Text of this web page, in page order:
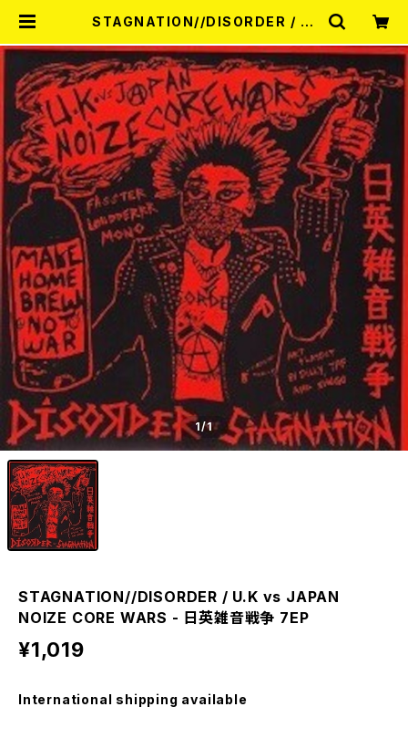
STAGNATION//DISORDER / U.
S - 日英雑音戦争 7EP | RECORD
SHOP MISERY
1/1
STAGNATION//DISORDER / U.K vs JAPAN
NOIZE CORE WARS - 日英雑音戦争 7EP
¥1,019
International shipping available